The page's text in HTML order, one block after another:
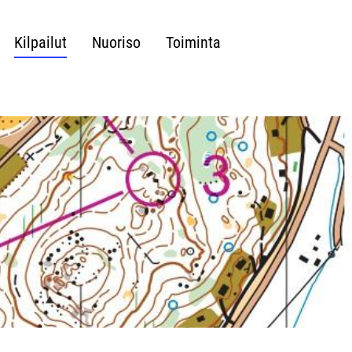
Kilpailut Nuoriso Toiminta